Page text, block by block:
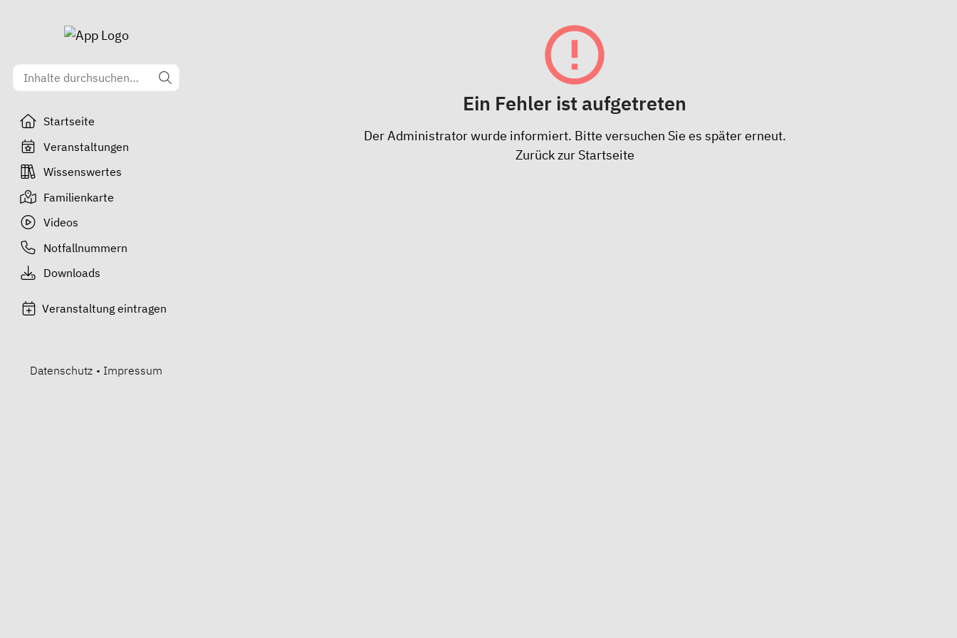
Startseite
Veranstaltungen
Wissenswertes
Familienkarte
Videos
Notfallnummern
Downloads
Veranstaltung eintragen
Datenschutz • Impressum
Ein Fehler ist aufgetreten
Der Administrator wurde informiert. Bitte versuchen Sie es später erneut.
Zurück zur Startseite